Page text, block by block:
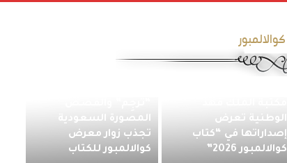
كوالالمبور
الوطنية تعرض
إصداراتها في “كتاب
كوالالمبور 2026”
المصورة السعودية
تجذب زوار معرض
كوالالمبور للكتاب